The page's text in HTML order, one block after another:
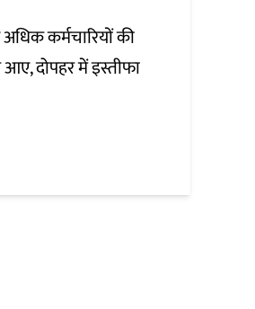
कर्मचारियों की
दोपहर में इस्तीफा